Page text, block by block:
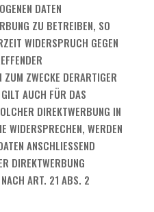
DATEN
ZU BETREIBEN, SO
WIDERSPRUCH GEGEN
ZUM ZWECKE DERARTIGER
AUCH FÜR DAS
DIREKTWERBUNG IN
WIDERSPRECHEN, WERDEN
ANSCHLIESSEND
DIREKTWERBUNG
ART. 21 ABS. 2